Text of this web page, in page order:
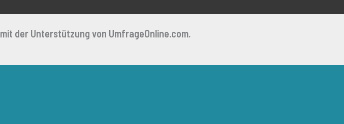
mit der Unterstützung von UmfrageOnline.com.